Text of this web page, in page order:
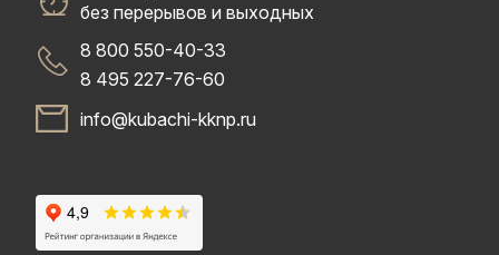
без перерывов и выходных
8 800 550-40-33
8 495 227-76-60
info@kubachi-kknp.ru